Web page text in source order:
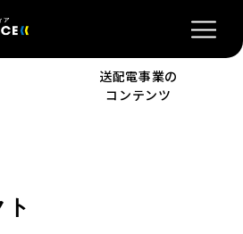
送配電事業の
コンテンツ